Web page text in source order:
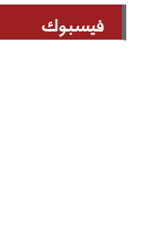
فيسبوك